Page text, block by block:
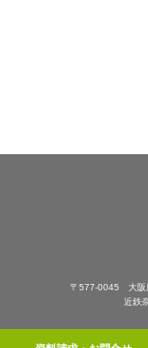
〒577-0045 大阪
近鉄